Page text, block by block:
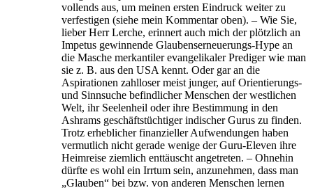
vollends aus, um meinen ersten Eindruck weiter zu
verfestigen (siehe mein Kommentar oben). – Wie Sie,
lieber Herr Lerche, erinnert auch mich der plötzlich an
Impetus gewinnende Glaubenserneuerungs-Hype an
die Masche merkantiler evangelikaler Prediger wie man
sie z. B. aus den USA kennt. Oder gar an die
Aspirationen zahlloser meist junger, auf Orientierungs-
und Sinnsuche befindlicher Menschen der westlichen
Welt, ihr Seelenheil oder ihre Bestimmung in den
Ashrams geschäftstüchtiger indischer Gurus zu finden.
Trotz erheblicher finanzieller Aufwendungen haben
vermutlich nicht gerade wenige der Guru-Eleven ihre
Heimreise ziemlich enttäuscht angetreten. – Ohnehin
dürfte es wohl ein Irrtum sein, anzunehmen, dass man
„Glauben“ bei bzw. von anderen Menschen lernen